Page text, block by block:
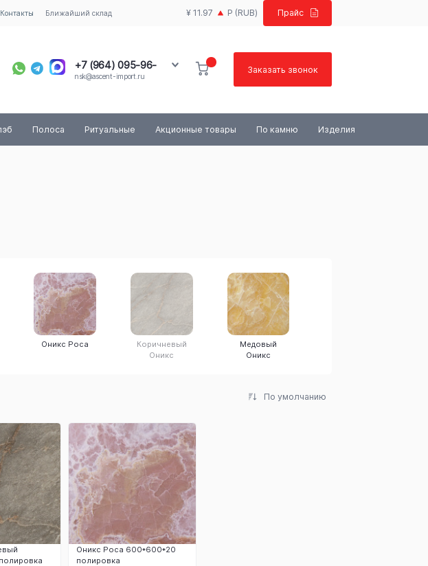
Контакты Ближайший склад ¥ 11.97 Р (RUB) Прайс
+7 (964) 095-96-
40
nsk@ascent-import.ru
Заказать звонок
Полоса Ритуальные Акционные товары По камню Изделия
Оникс Роса
Коричневый
Оникс
Медовый
Оникс
По умолчанию
Оникс Роса 600*600*20
полировка